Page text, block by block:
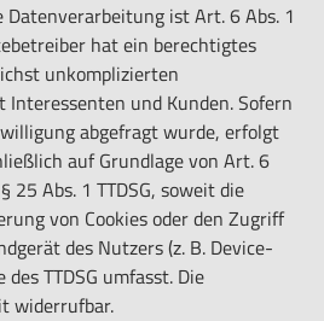
ist Art. 6 Abs. 1
hat ein berechtigtes
unkomplizierten
und Kunden. Sofern
abgefragt wurde, erfolgt
auf Grundlage von Art. 6
25 Abs. 1 TTDSG, soweit die
von Cookies oder den Zugriff
des Nutzers (z. B. Device-
TTDSG umfasst. Die
widerrufbar.